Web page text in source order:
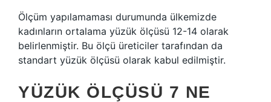
Ölçüm yapılamaması durumunda ülkemizde
kadınların ortalama yüzük ölçüsü 12-14 olarak
belirlenmiştir. Bu ölçü üreticiler tarafından da
standart yüzük ölçüsü olarak kabul edilmiştir.
YÜZÜK ÖLÇÜSÜ 7 NE